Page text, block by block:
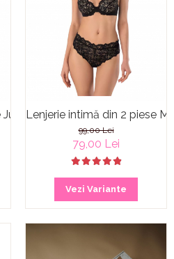
JuliettLenjerie intimă din 2 piese
99,00 Lei
79,00 Lei
Vezi Variante